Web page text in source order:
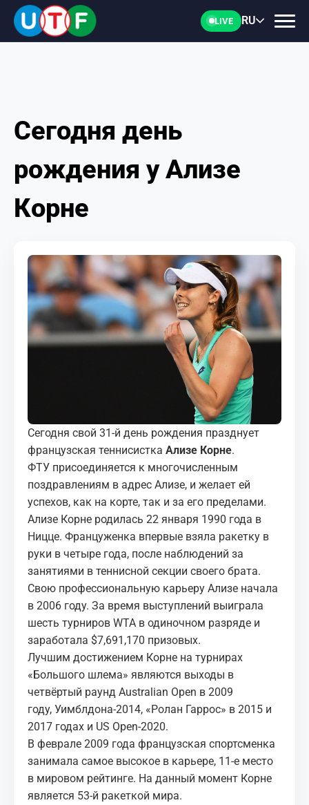
LIVE RU
ГЛАВНАЯ
ФТУ
НОВОСТИ
ПЕРСОНАЛИИ
МЕДИА
UZ-PIN
Сегодня день
рождения у Ализе
Корне
Сегодня свой 31-й день рождения празднует
французская теннисистка Ализе Корне.
ФТУ присоединяется к многочисленным
поздравлениям в адрес Ализе, и желает ей
успехов, как на корте, так и за его пределами.
Ализе Корне родилась 22 января 1990 года в
Ницце. Француженка впервые взяла ракетку в
руки в четыре года, после наблюдений за
занятиями в теннисной секции своего брата.
Свою профессиональную карьеру Ализе начала
в 2006 году. За время выступлений выиграла
шесть турниров WTA в одиночном разряде и
заработала $7,691,170 призовых.
Лучшим достижением Корне на турнирах
«Большого шлема» являются выходы в
четвёртый раунд Australian Open в 2009
году, Уимблдона-2014, «Ролан Гаррос» в 2015 и
2017 годах и US Open-2020.
В феврале 2009 года французская спортсменка
занимала самое высокое в карьере, 11-е место
в мировом рейтинге. На данный момент Корне
является 53-й ракеткой мира.